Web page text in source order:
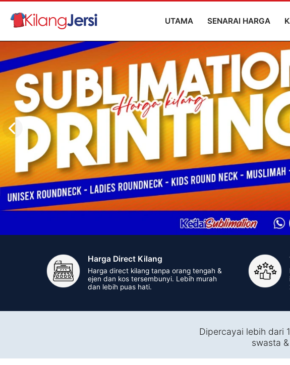
UTAMA SENARAI HARGA
Harga Direct Kilang
Harga direct kilang tanpa orang tengah &
ejen dan kos tersembunyi. Lebih murah
dan lebih puas hati.
Dipercayai lebih dari
swasta